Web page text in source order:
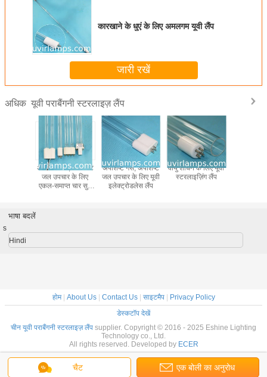
कारखाने के धुएं के लिए अमलगम यूवी लैंप
जारी रखें
अधिक यूवी पराबैंगनी स्टरलाइज़ लैंप
अपशिष्ट गैस, अपशिष्ट
जल उपचार के लिए
एकल-समाप्त चार सुई
अपशिष्ट गैस, अपशिष्ट
जल उपचार के लिए यूवी
इलेक्ट्रोडलेस लैंप
वायु शोधन के लिए यूवी
स्टरलाइज़िंग लैंप
चैट एक बोली का अनुरोध
भाषा बदलें
s
Hindi
होम| About Us| Contact Us| साइटमैप| Privacy Policy
डेस्कटॉप देखें
चीन यूवी पराबैंगनी स्टरलाइज़ लैंप supplier. Copyright © 2016 - 2025 Eshine Lighting
Technology co., Ltd.
All rights reserved. Developed by ECER